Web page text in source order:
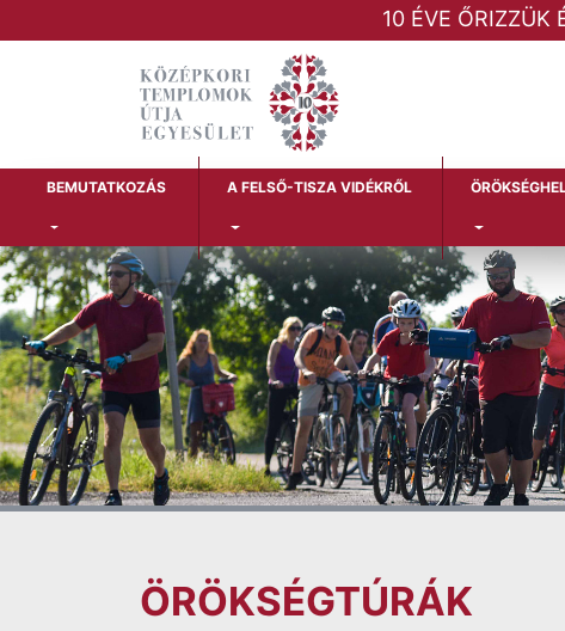
10 ÉVE ŐRIZZÜK
BEMUTATKOZÁS A FELSŐ-TISZA VIDÉKRŐL
ÖRÖKSÉGTÚRÁK